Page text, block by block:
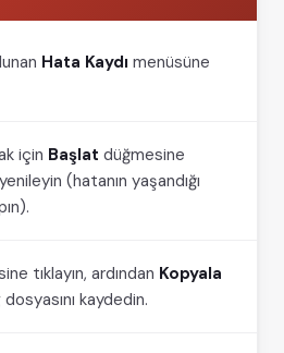
Ubuntu
Windows
macOS (M Serisi)
Ubuntu
Windows
sağlanmıştır.
kart okuyucularda yaşanan
Hata Kaydı menüsüne
için Başlat düğmesine
(hatanın yaşandığı
tıklayın, ardından Kopyala
kaydedin.